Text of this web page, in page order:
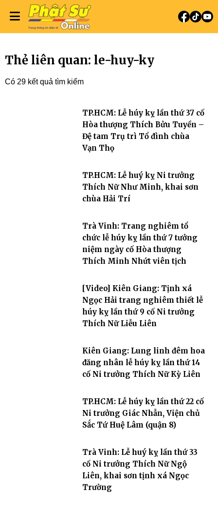
Thẻ liên quan: le-huy-ky
Có 29 kết quả tìm kiếm
TP.HCM: Lễ húy kỵ lần thứ 37 cố
Hòa thượng Thích Bửu Tuyền –
Đệ tam Trụ trì Tổ đình chùa
Vạn Thọ
TP.HCM: Lễ huý kỵ Ni trưởng
Thích Nữ Như Minh, khai sơn
chùa Hải Trí
Trà Vinh: Trang nghiêm tổ
chức lễ húy kỵ lần thứ 7 tưởng
niệm ngày cố Hòa thượng
Thích Minh Nhứt viên tịch
[Video] Kiên Giang: Tịnh xá
Ngọc Hải trang nghiêm thiết lễ
húy kỵ lần thứ 9 cố Ni trưởng
Thích Nữ Liễu Liên
Kiên Giang: Lung linh đêm hoa
đăng nhân lễ húy kỵ lần thứ 14
cố Ni trưởng Thích Nữ Kỳ Liên
TP.HCM: Lễ húy kỵ lần thứ 22 cố
Ni trưởng Giác Nhẫn, Viện chủ
Sắc Tứ Huệ Lâm (quận 8)
Trà Vinh: Lễ huý kỵ lần thứ 33
cố Ni trưởng Thích Nữ Ngộ
Liên, khai sơn tịnh xá Ngọc
Trường